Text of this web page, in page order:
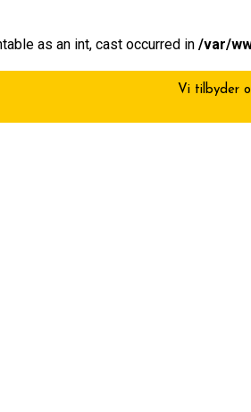
as an int, cast occurred in /var/
Vi tilbyder